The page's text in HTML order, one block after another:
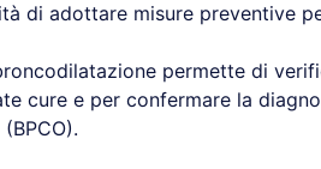
di adottare misure preventive
permette di
cure e per confermare la